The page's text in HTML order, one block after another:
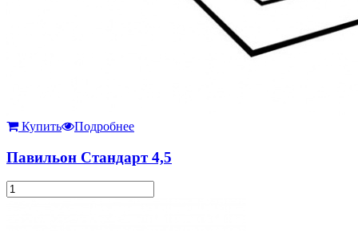
Купить Подробнее
Павильон Стандарт 4,5